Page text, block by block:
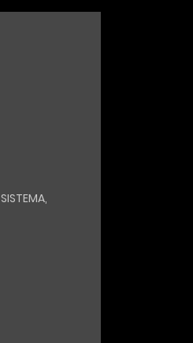
SISTEMA,